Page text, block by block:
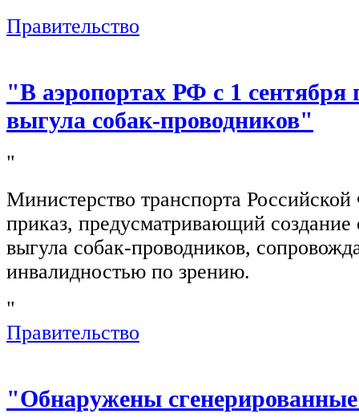
Правительство
"В аэропортах РФ с 1 сентября
выгула собак-проводников"
"
Министерство транспорта
приказ, предусматривающий создание
выгула собак-проводников,
инвалидностью по зрению.
"
Правительство
"Обнаружены